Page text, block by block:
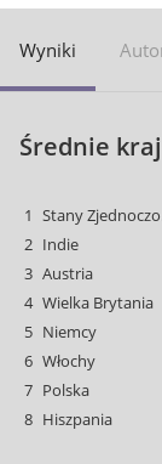
Wyniki
Średnie
1
2 Indie
3 Austria
4 Wielka Brytania
5 Niemcy
6 Włochy
7 Polska
8 Hiszpania